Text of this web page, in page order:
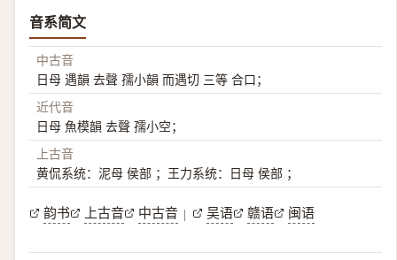
音系简文
中古音
日母 遇韻 去聲 孺小韻 而遇切 三等 合口；
近代音
日母 魚模韻 去聲 孺小空；
上古音
黄侃系统：泥母 侯部 ；王力系统：日母 侯部 ；
韵书 上古音 中古音 | 吴语 赣语 闽语